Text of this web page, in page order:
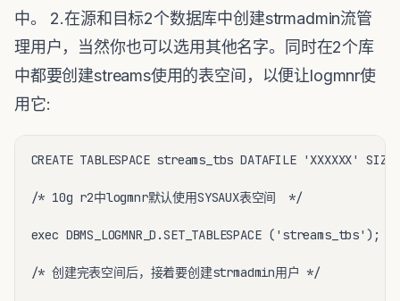
中。 2.在源和目标2个数据库中创建strmadmin流管
理用户，当然你也可以选用其他名字。同时在2个库
中都要创建streams使用的表空间，以便让logmnr使
用它:
CREATE TABLESPACE streams_tbs DATAFILE 'XXXXXX' SIZE
/* 10g r2中logmnr默认使用SYSAUX表空间　*/
exec DBMS_LOGMNR_D.SET_TABLESPACE ('streams_tbs');
/* 创建完表空间后，接着要创建strmadmin用户 */